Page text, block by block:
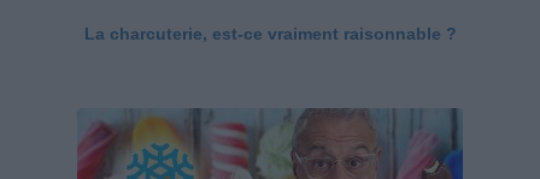
La charcuterie, est-ce vraiment raisonnable ?